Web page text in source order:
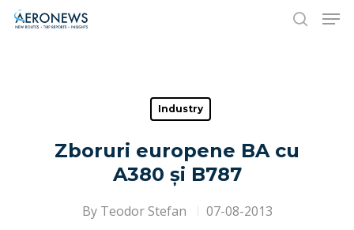
Hit enter to search or ESC to close
Industry
Zboruri europene BA cu
A380 și B787
By Teodor Stefan 07-08-2013